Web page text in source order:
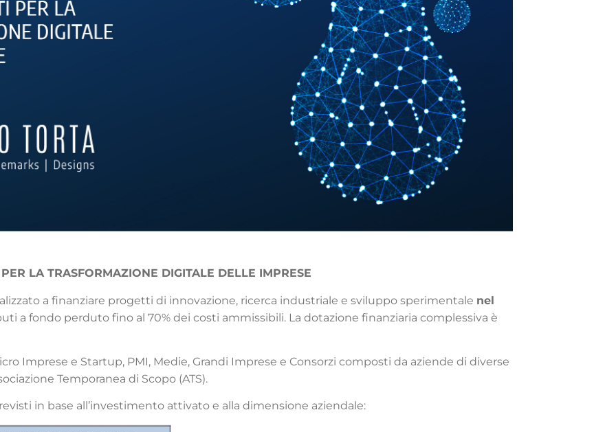
LA TRASFORMAZIONE DIGITALE DELLE IMPRESE
a finanziare progetti di innovazione, ricerca industriale e sviluppo sperimentale nel
a fondo perduto fino al 70% dei costi ammissibili. La dotazione finanziaria complessiva è
Imprese e Startup, PMI, Medie, Grandi Imprese e Consorzi composti da aziende di diverse
Temporanea di Scopo (ATS).
in base all’investimento attivato e alla dimensione aziendale: